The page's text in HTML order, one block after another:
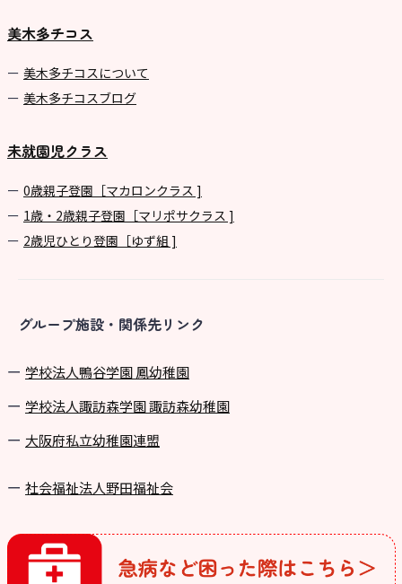
美木多チコス
美⽊多チコスについて
美⽊多チコスブログ
未就園児クラス
0歳親子登園［マカロンクラス ]
1歳・2歳親子登園［マリポサクラス ]
2歳児ひとり登園［ゆず組 ]
グループ施設・関係先リンク
学校法⼈鴨⾕学園 鳳幼稚園
学校法⼈諏訪森学園 諏訪森幼稚園
⼤阪府私⽴幼稚園連盟
社会福祉法人野田福祉会